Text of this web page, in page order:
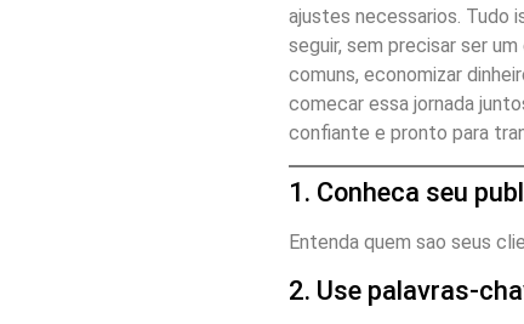
ajustes necessarios. Tudo
seguir, sem precisar ser
comuns, economizar
comecar essa jornada
confiante e pronto para
1. Conheca seu
Entenda quem sao seus
2. Use palavras-